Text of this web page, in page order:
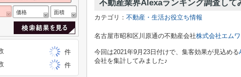
不動産業界Alexaランキング調査して
カテゴリ： 不動産・生活お役立ち情報
名古屋市昭和区川原通の不動産会社株式会社エム
今回は2021年9月23日付けで、集客効果が見込める
会社を集計してみました♪
価格 面積
件
件